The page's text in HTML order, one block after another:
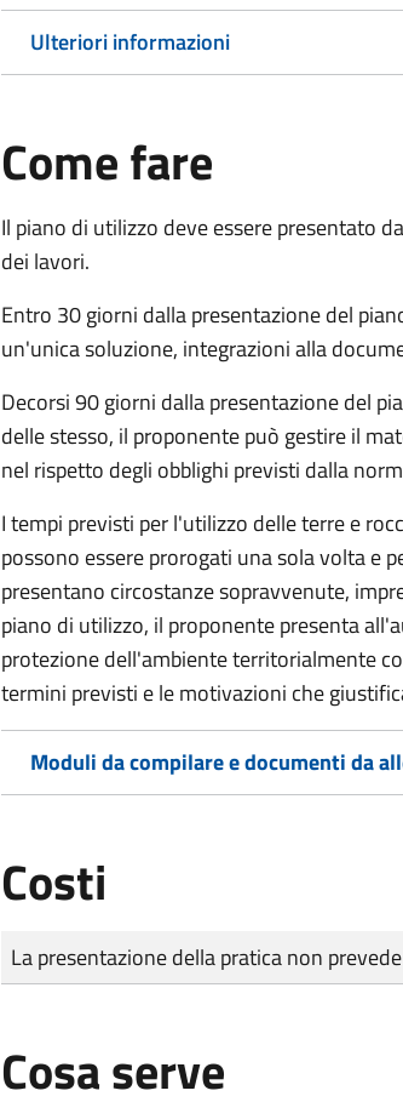
Ulteriori informazioni
Come fare
Il piano di utilizzo deve essere presentato
dei lavori.
Entro 30 giorni dalla presentazione del
un'unica soluzione, integrazioni alla
Decorsi 90 giorni dalla presentazione del
delle stesso, il proponente può gestire il
nel rispetto degli obblighi previsti dalla
I tempi previsti per l'utilizzo delle terre e
possono essere prorogati una sola volta e
presentano circostanze sopravvenute,
piano di utilizzo, il proponente presenta
protezione dell'ambiente territorialmente
termini previsti e le motivazioni che
Moduli da compilare e documenti da
Costi
Tipo di pagamento
Importo
La presentazione della pratica non
Cosa serve